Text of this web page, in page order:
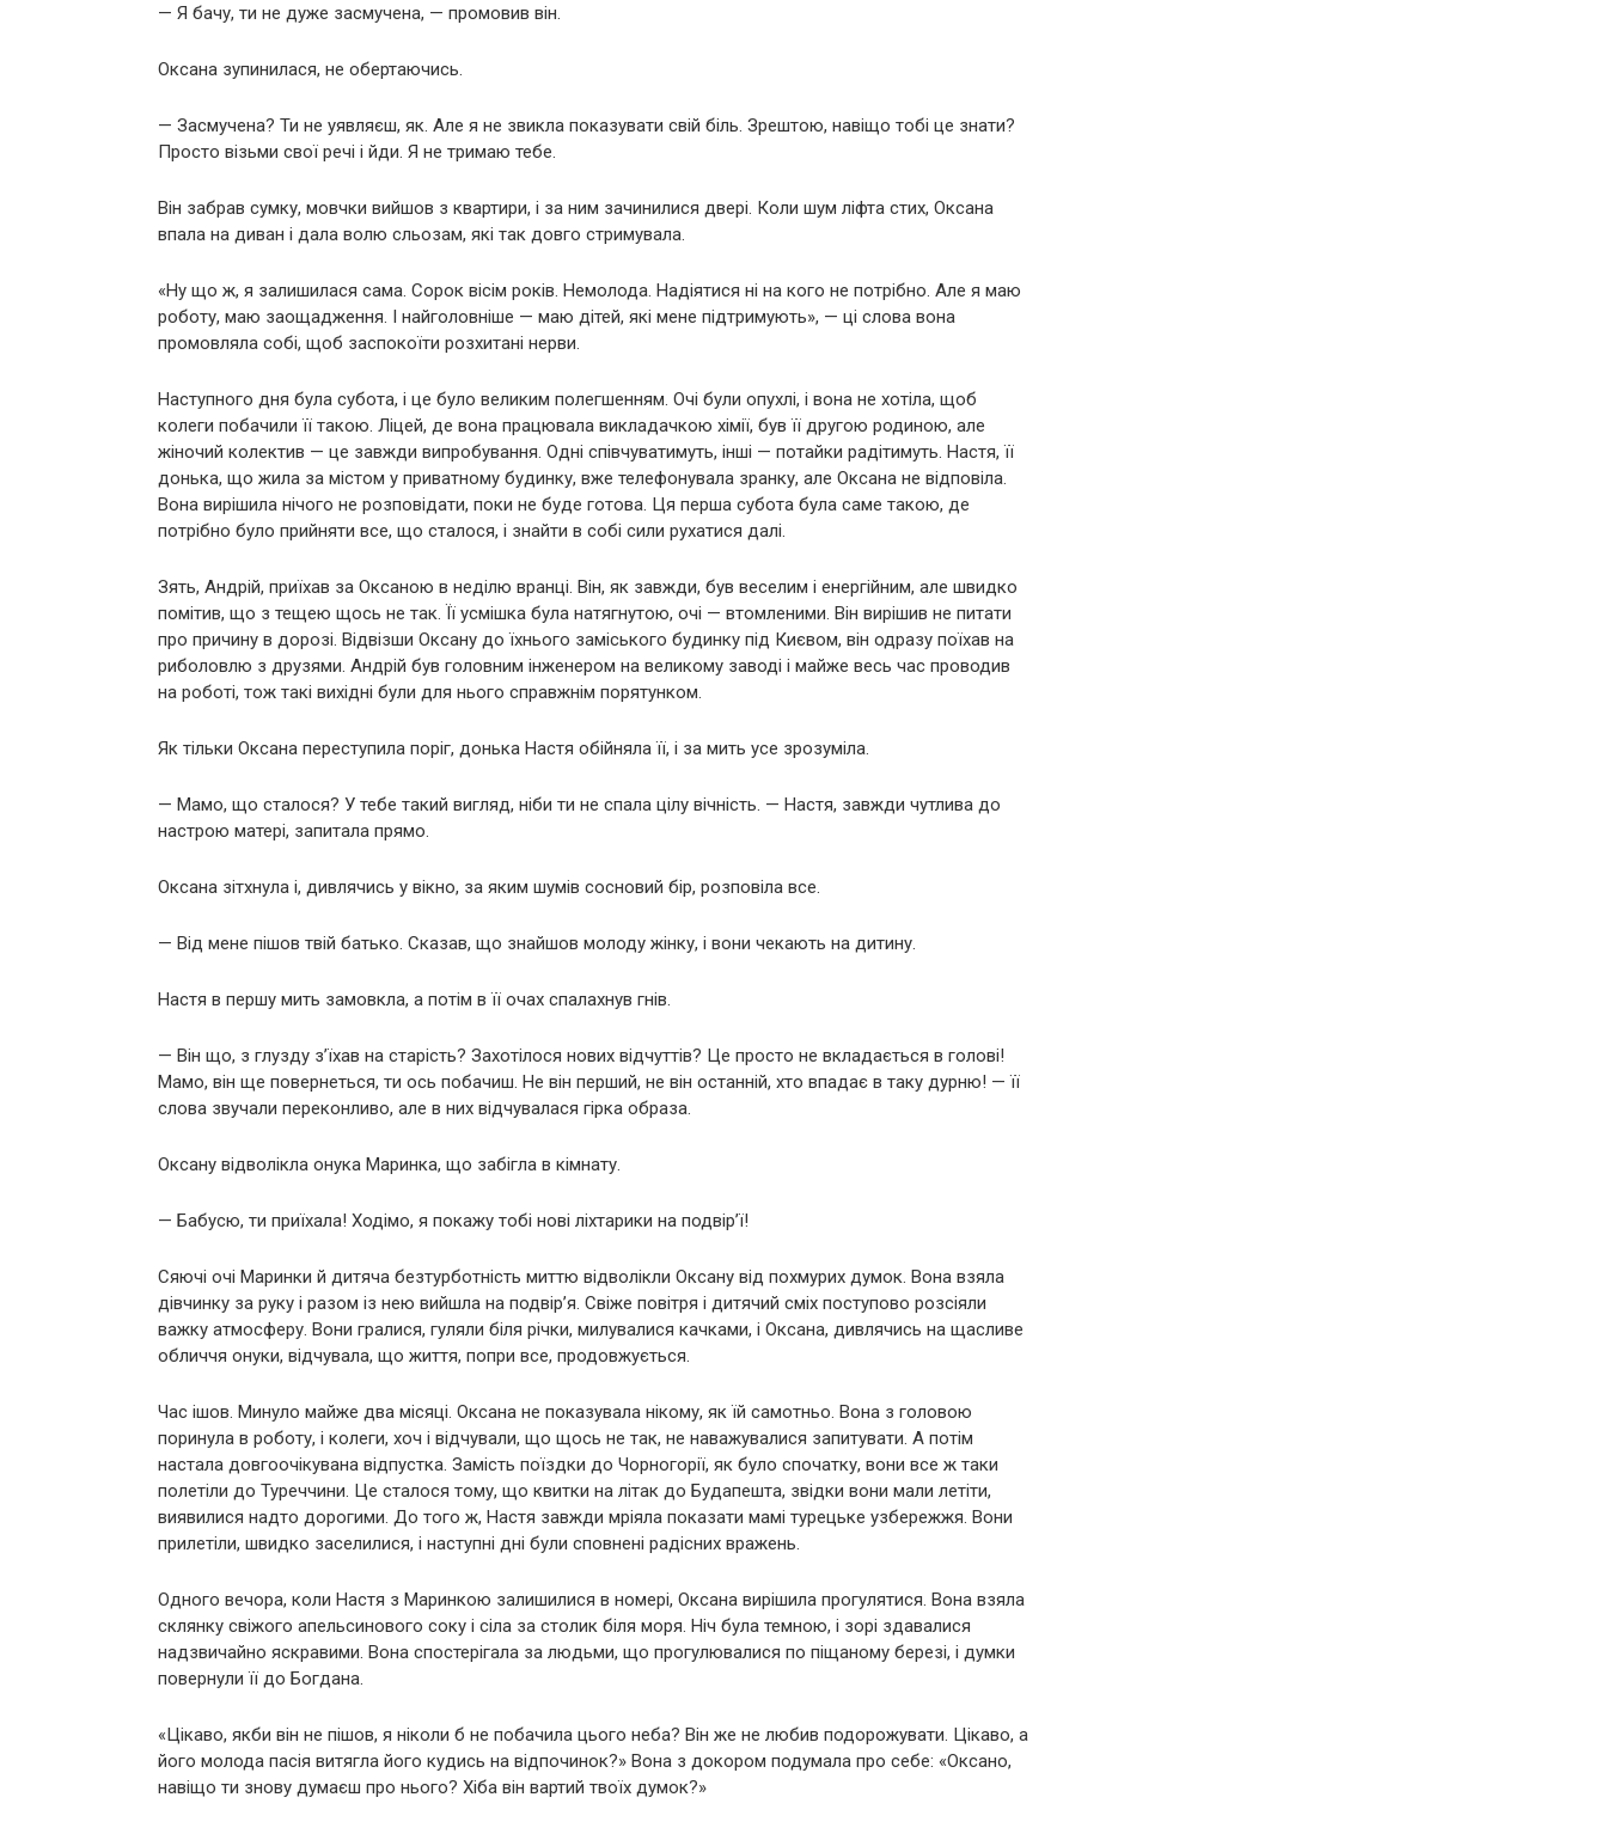
— Я бачу, ти не дуже засмучена, — промовив він.
Оксана зупинилася, не обертаючись.
— Засмучена? Ти не уявляєш, як. Але я не звикла показувати свій біль. Зрештою, навіщо тобі це знати?
Просто візьми свої речі і йди. Я не тримаю тебе.
Він забрав сумку, мовчки вийшов з квартири, і за ним зачинилися двері. Коли шум ліфта стих, Оксана
впала на диван і дала волю сльозам, які так довго стримувала.
«Ну що ж, я залишилася сама. Сорок вісім років. Немолода. Надіятися ні на кого не потрібно. Але я маю
роботу, маю заощадження. І найголовніше — маю дітей, які мене підтримують», — ці слова вона
промовляла собі, щоб заспокоїти розхитані нерви.
Наступного дня була субота, і це було великим полегшенням. Очі були опухлі, і вона не хотіла, щоб
колеги побачили її такою. Ліцей, де вона працювала викладачкою хімії, був її другою родиною, але
жіночий колектив — це завжди випробування. Одні співчуватимуть, інші — потайки радітимуть. Настя, її
донька, що жила за містом у приватному будинку, вже телефонувала зранку, але Оксана не відповіла.
Вона вирішила нічого не розповідати, поки не буде готова. Ця перша субота була саме такою, де
потрібно було прийняти все, що сталося, і знайти в собі сили рухатися далі.
Зять, Андрій, приїхав за Оксаною в неділю вранці. Він, як завжди, був веселим і енергійним, але швидко
помітив, що з тещею щось не так. Її усмішка була натягнутою, очі — втомленими. Він вирішив не питати
про причину в дорозі. Відвізши Оксану до їхнього заміського будинку під Києвом, він одразу поїхав на
риболовлю з друзями. Андрій був головним інженером на великому заводі і майже весь час проводив
на роботі, тож такі вихідні були для нього справжнім порятунком.
Як тільки Оксана переступила поріг, донька Настя обійняла її, і за мить усе зрозуміла.
— Мамо, що сталося? У тебе такий вигляд, ніби ти не спала цілу вічність. — Настя, завжди чутлива до
настрою матері, запитала прямо.
Оксана зітхнула і, дивлячись у вікно, за яким шумів сосновий бір, розповіла все.
— Від мене пішов твій батько. Сказав, що знайшов молоду жінку, і вони чекають на дитину.
Настя в першу мить замовкла, а потім в її очах спалахнув гнів.
— Він що, з глузду з’їхав на старість? Захотілося нових відчуттів? Це просто не вкладається в голові!
Мамо, він ще повернеться, ти ось побачиш. Не він перший, не він останній, хто впадає в таку дурню! — її
слова звучали переконливо, але в них відчувалася гірка образа.
Оксану відволікла онука Маринка, що забігла в кімнату.
— Бабусю, ти приїхала! Ходімо, я покажу тобі нові ліхтарики на подвір’ї!
Сяючі очі Маринки й дитяча безтурботність миттю відволікли Оксану від похмурих думок. Вона взяла
дівчинку за руку і разом із нею вийшла на подвір’я. Свіже повітря і дитячий сміх поступово розсіяли
важку атмосферу. Вони гралися, гуляли біля річки, милувалися качками, і Оксана, дивлячись на щасливе
обличчя онуки, відчувала, що життя, попри все, продовжується.
Час ішов. Минуло майже два місяці. Оксана не показувала нікому, як їй самотньо. Вона з головою
поринула в роботу, і колеги, хоч і відчували, що щось не так, не наважувалися запитувати. А потім
настала довгоочікувана відпустка. Замість поїздки до Чорногорії, як було спочатку, вони все ж таки
полетіли до Туреччини. Це сталося тому, що квитки на літак до Будапешта, звідки вони мали летіти,
виявилися надто дорогими. До того ж, Настя завжди мріяла показати мамі турецьке узбережжя. Вони
прилетіли, швидко заселилися, і наступні дні були сповнені радісних вражень.
Одного вечора, коли Настя з Маринкою залишилися в номері, Оксана вирішила прогулятися. Вона взяла
склянку свіжого апельсинового соку і сіла за столик біля моря. Ніч була темною, і зорі здавалися
надзвичайно яскравими. Вона спостерігала за людьми, що прогулювалися по піщаному березі, і думки
повернули її до Богдана.
«Цікаво, якби він не пішов, я ніколи б не побачила цього неба? Він же не любив подорожувати. Цікаво, а
його молода пасія витягла його кудись на відпочинок?» Вона з докором подумала про себе: «Оксано,
навіщо ти знову думаєш про нього? Хіба він вартий твоїх думок?»